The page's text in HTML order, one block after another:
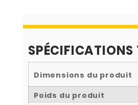
SPÉCIFICATIONS
Dimensions du produit
Poids du produit